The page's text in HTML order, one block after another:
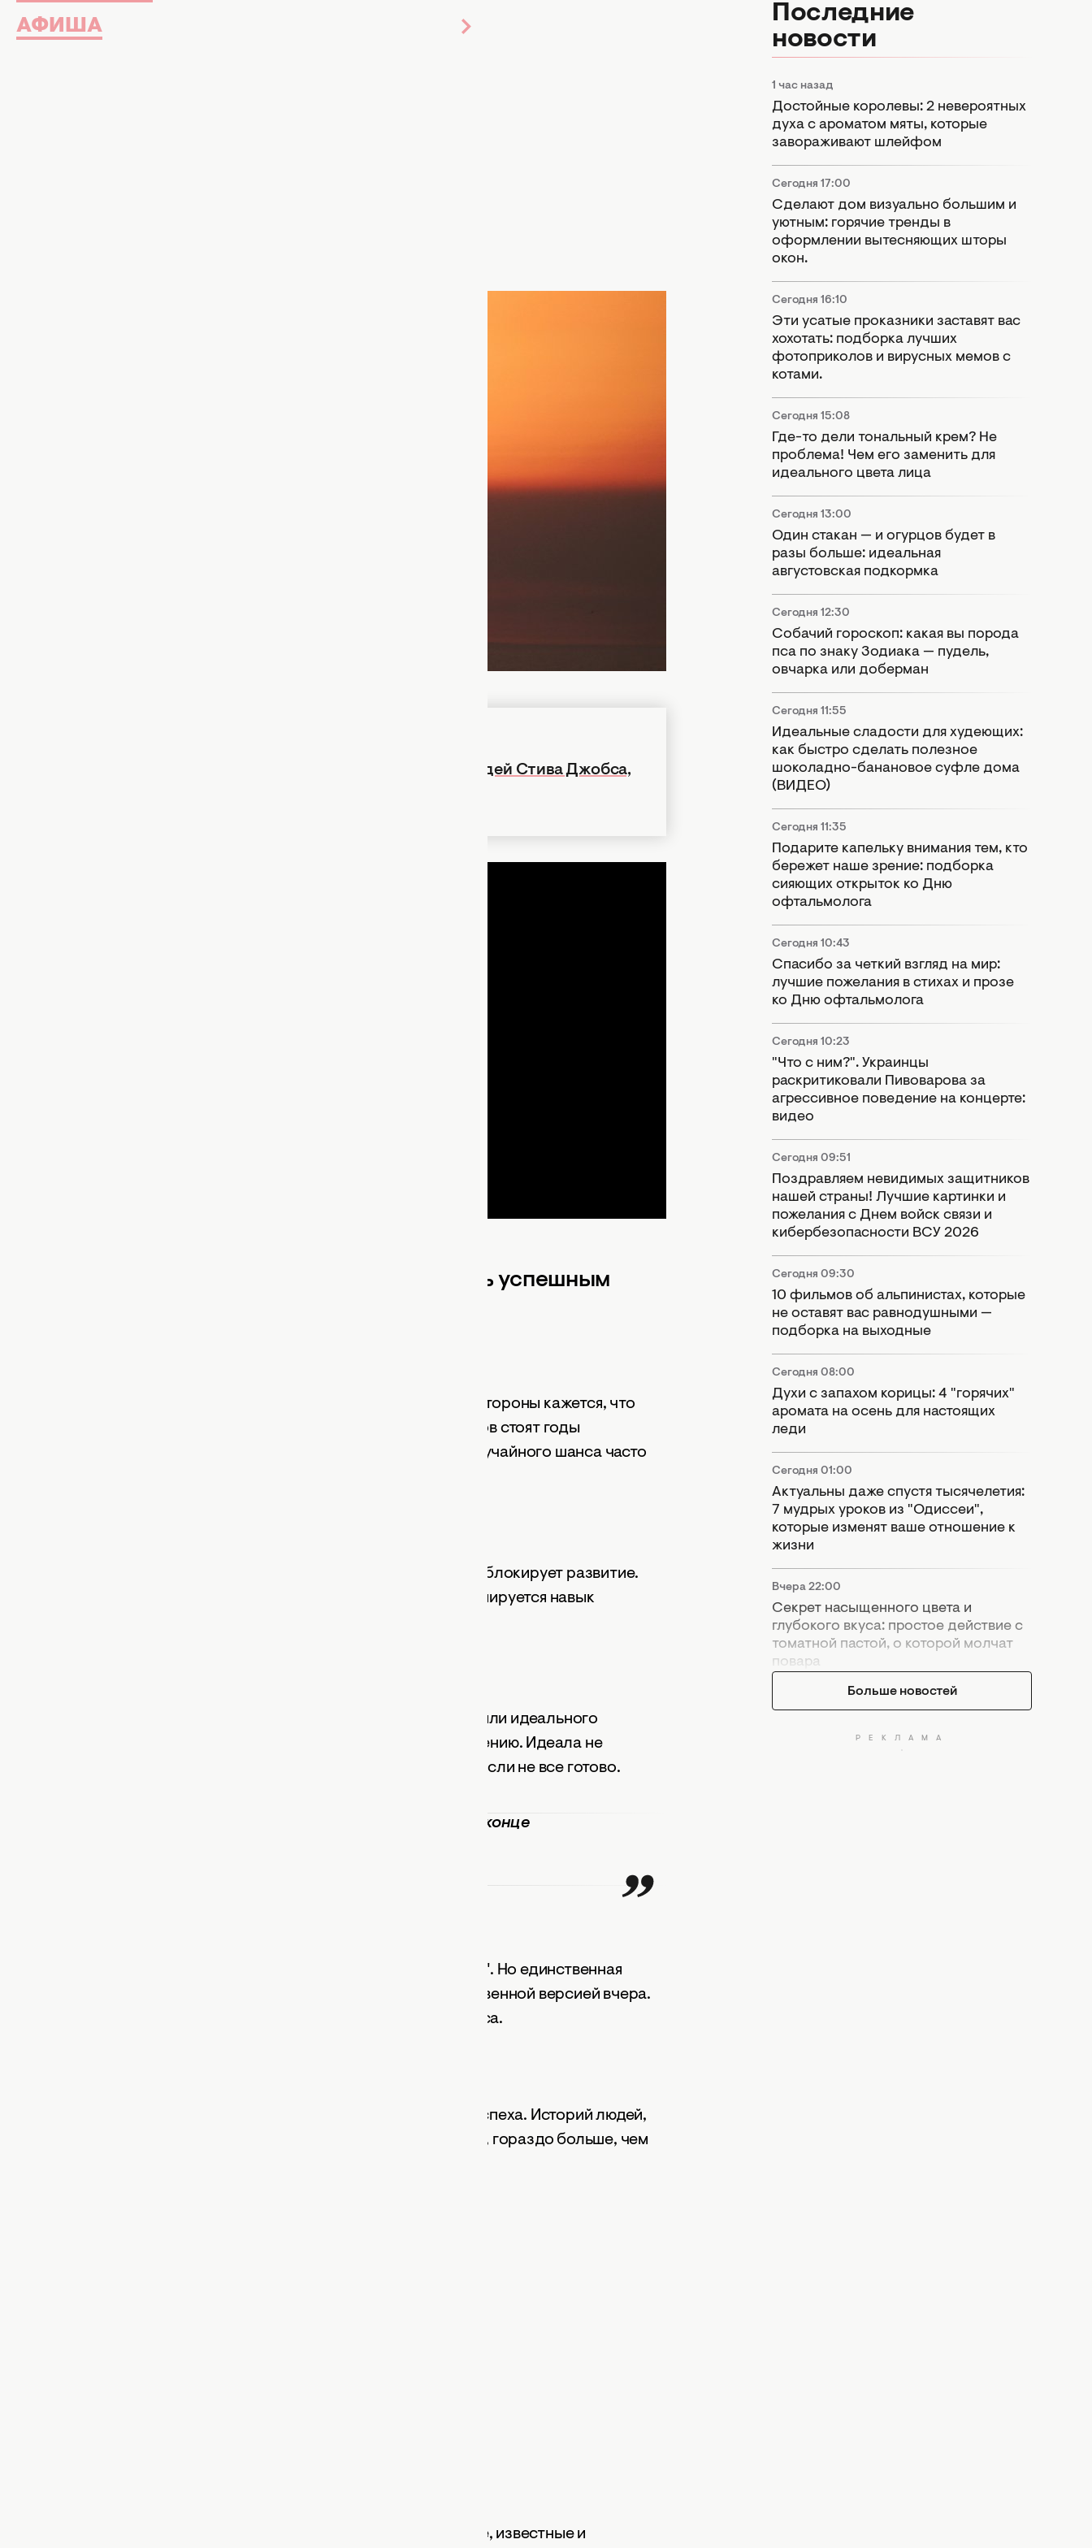
АФИША
этого. Страхи, сомнения и навязанные установки кажутся "реальностью",
хотя на самом деле это лишь ловушки мышления. Распознать их – первый
Эти советы изменят вашу жизнь: 5 ключевых идей Стива Джобса,
ТОП-8 ошибок мышления, мешающих стать успешным
Одна из самых популярных и опасных иллюзий. Со стороны кажется, что
кому-то просто повезло, но за большинством успехов стоят годы
системного труда, ошибок и решений. Ожидание случайного шанса часто
Установка "лучше ничего не делать, чем ошибиться" блокирует развитие.
Ошибки – не провал, а опыт. Именно через них формируется навык
Ожидание идеального момента, идеального плана или идеального
результата приводит к одному – постоянному отложению. Идеала не
существует, а действовать нужно уже сейчас, даже если не все готово.
Успех - это не фейерверк, а серия неудачных попыток, в конце
В социальных сетях всегда найдется кто-то "лучший". Но единственная
здоровая конкуренция – это сравнение себя с собственной версией вчера.
Чужой путь не может быть мерилом вашего прогресса.
Да, ресурсы могут помочь. Но они не гарантируют успеха. Историй людей,
которые начинали с нуля и достигали значительного, гораздо больше, чем
Желание нравиться всем – ловушка. Даже успешные, известные и
Последние
новости
1 час назад
Достойные королевы: 2 невероятных
духа с ароматом мяты, которые
завораживают шлейфом
Сегодня 17:00
Сделают дом визуально большим и
уютным: горячие тренды в
оформлении вытесняющих шторы
окон.
Сегодня 16:10
Эти усатые проказники заставят вас
хохотать: подборка лучших
фотоприколов и вирусных мемов с
котами.
Сегодня 15:08
Где-то дели тональный крем? Не
проблема! Чем его заменить для
идеального цвета лица
Сегодня 13:00
Один стакан — и огурцов будет в
разы больше: идеальная
августовская подкормка
Сегодня 12:30
Собачий гороскоп: какая вы порода
пса по знаку Зодиака — пудель,
овчарка или доберман
Сегодня 11:55
Идеальные сладости для худеющих:
как быстро сделать полезное
шоколадно-банановое суфле дома
(ВИДЕО)
Сегодня 11:35
Подарите капельку внимания тем, кто
бережет наше зрение: подборка
сияющих открыток ко Дню
офтальмолога
Сегодня 10:43
Спасибо за четкий взгляд на мир:
лучшие пожелания в стихах и прозе
ко Дню офтальмолога
Сегодня 10:23
"Что с ним?". Украинцы
раскритиковали Пивоварова за
агрессивное поведение на концерте:
видео
Сегодня 09:51
Поздравляем невидимых защитников
нашей страны! Лучшие картинки и
пожелания с Днем войск связи и
кибербезопасности ВСУ 2026
Сегодня 09:30
10 фильмов об альпинистах, которые
не оставят вас равнодушными —
подборка на выходные
Сегодня 08:00
Духи с запахом корицы: 4 "горячих"
аромата на осень для настоящих
леди
Сегодня 01:00
Актуальны даже спустя тысячелетия:
7 мудрых уроков из "Одиссеи",
которые изменят ваше отношение к
жизни
Вчера 22:00
Секрет насыщенного цвета и
глубокого вкуса: простое действие с
томатной пастой, о которой молчат
повара
Больше новостей